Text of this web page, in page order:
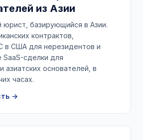
из Азии
юрист, базирующийся в Азии.
контрактов,
в США для нерезидентов и
SaaS-сделки для
азиатских основателей, в
часах.
→